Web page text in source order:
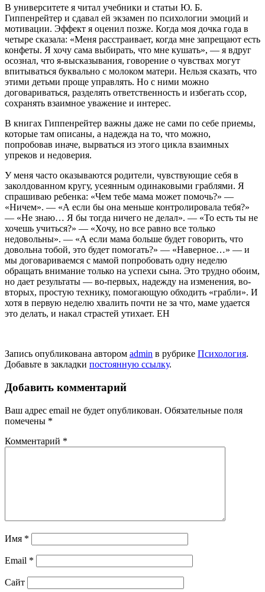
В университете я читал учебники и статьи Ю. Б.
Гиппенрейтер и сдавал ей экзамен по психо­логии эмоций и
мотивации. Эффект я оценил поз­же. Когда моя дочка года в
четыре сказала: «Меня расстраивает, когда мне запрещают есть
конфеты. Я хочу сама выбирать, что мне кушать», — я вдруг
осознал, что я-высказывания, говорение о чув­ствах могут
впитываться буквально с молоком матери. Нельзя сказать, что
этими детьми проще управлять. Но с ними можно
договариваться, раз­делять ответственность и избегать ссор,
сохранять взаимное уважение и интерес.
В книгах Гиппенрейтер важны даже не сами по себе приемы,
которые там описаны, а надежда на то, что можно,
попробовав иначе, вырваться из этого цикла взаимных
упреков и недоверия.
У меня часто оказываются родители, чувству­ющие себя в
заколдованном кругу, усеянным одинаковыми граблями. Я
спрашиваю ребенка: «Чем тебе мама может помочь?» —
«Ничем». — «А если бы она меньше контролировала тебя?»
— «Не знаю… Я бы тогда ничего не делал». — «То есть ты не
хочешь учиться?» — «Хочу, но все равно все только
недовольны». — «А если мама больше будет говорить, что
довольна тобой, это будет помогать?» — «Наверное…» — и
мы договариваем­ся с мамой попробовать одну неделю
обращать внимание только на успехи сына. Это трудно обо­им,
но дает результаты — во-первых, надежду на изменения, во-
вторых, простую технику, помогаю­щую обходить «грабли». И
хотя в первую неделю хвалить почти не за что, маме удается
это делать, и накал страстей утихает. ЕН
Запись опубликована автором admin в рубрике Психология.
Добавьте в закладки постоянную ссылку.
Добавить комментарий
Ваш адрес email не будет опубликован. Обязательные поля
помечены *
Комментарий *
Имя *
Email *
Сайт